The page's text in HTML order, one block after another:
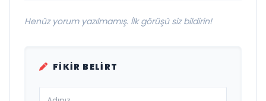
Henüz yorum yazılmamış. İlk görüşü siz bildirin!
FIKIR BELIRT